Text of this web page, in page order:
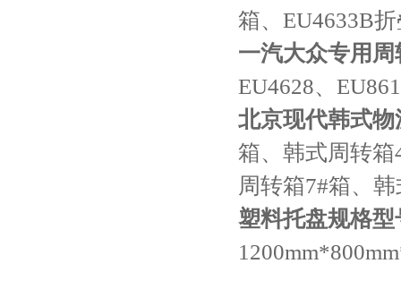
箱、EU4633B
一汽大众专用周
EU4628、
北京现代韩式物
箱、 韩式周转箱
周转箱7#箱、 韩
塑料托盘规格型